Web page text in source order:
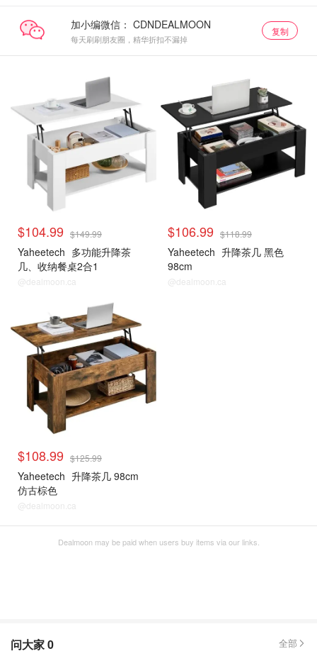
加小编微信：
每天刷刷朋友圈，精华折扣不漏掉
复制
$104.99 $149.99
Yaheetech 多功能升降茶
几、收纳餐桌2合1
@dealmoon.ca
$106.99 $118.99
Yaheetech 升降茶几 黑色
98cm
@dealmoon.ca
$108.99 $125.99
Yaheetech 升降茶几 98cm
仿古棕色
@dealmoon.ca
Dealmoon may be paid when users buy items via our links.
问大家0 全部